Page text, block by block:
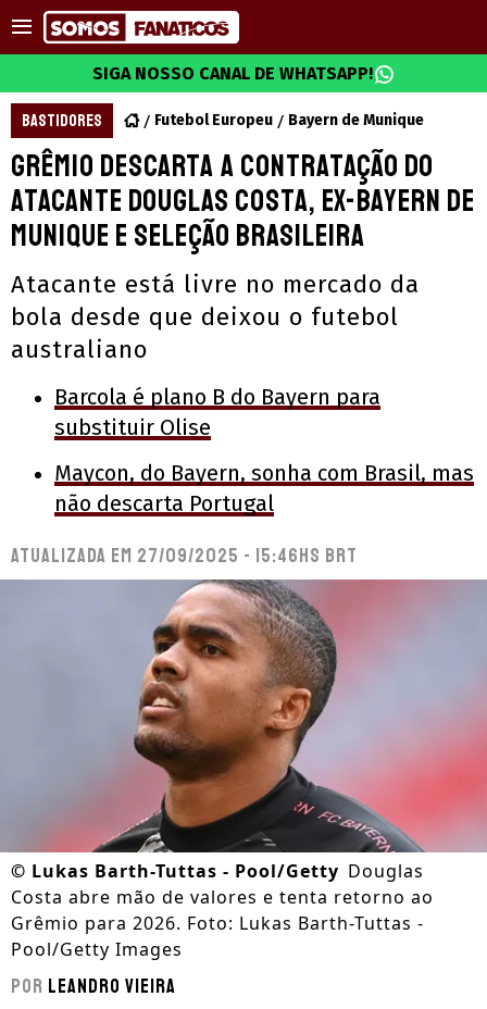
SIGA NOSSO CANAL DE WHATSAPP!
BASTIDORES Futebol Europeu Bayern de Munique
Grêmio descarta a contratação do
atacante Douglas Costa, ex-Bayern de
Munique e Seleção Brasileira
Atacante está livre no mercado da
bola desde que deixou o futebol
australiano
Barcola é plano B do Bayern para
substituir Olise
Maycon, do Bayern, sonha com Brasil, mas
não descarta Portugal
Atualizada em 27/09/2025 - 15:46hs BRT
© Lukas Barth-Tuttas - Pool/Getty Douglas
Costa abre mão de valores e tenta retorno ao
Grêmio para 2026. Foto: Lukas Barth-Tuttas -
Pool/Getty Images
Por Leandro Vieira